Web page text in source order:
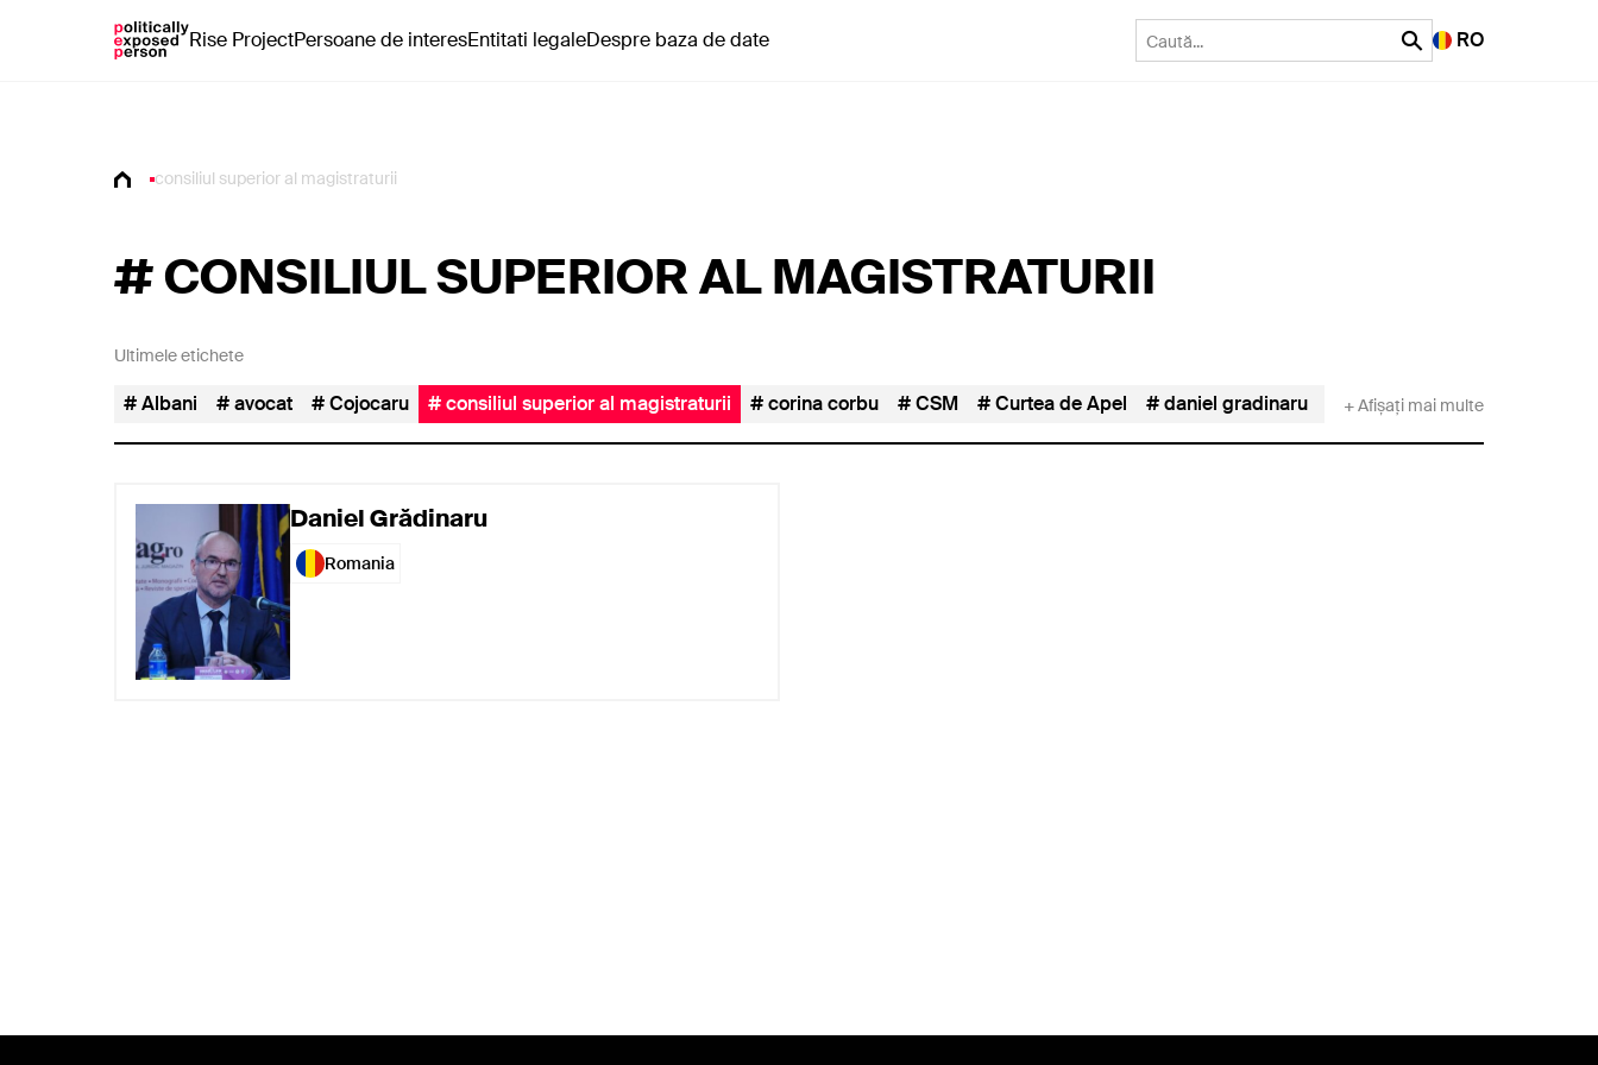
Rise ProjectPersoane de interesEntitati legaleDespre baza de date RO
consiliul superior al magistraturii
#CONSILIUL SUPERIOR AL MAGISTRATURII
Ultimele etichete
Albani avocat Cojocaru consiliul superior al magistraturii corina corbu CSM Curtea de Apel daniel gradinaru Daniel Horodniceanu
+ Afișați mai multe
Daniel Grădinaru
Romania